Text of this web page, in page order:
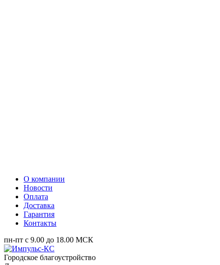
О компании
Новости
Оплата
Доставка
Гарантия
Контакты
пн-пт с 9.00 до 18.00 МСК
Городское благоустройство